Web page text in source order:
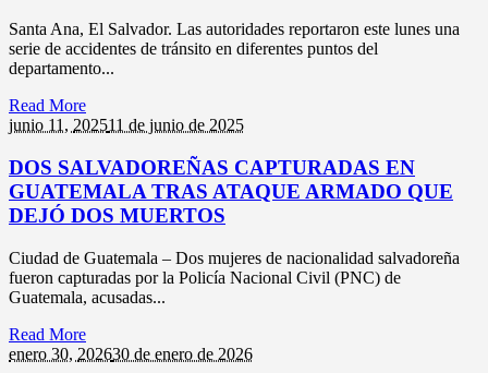
Santa Ana, El Salvador. Las autoridades reportaron este lunes una
serie de accidentes de tránsito en diferentes puntos del
departamento...
Read More
junio 11, 202511 de junio de 2025
DOS SALVADOREÑAS CAPTURADAS EN
GUATEMALA TRAS ATAQUE ARMADO QUE
DEJÓ DOS MUERTOS
Ciudad de Guatemala – Dos mujeres de nacionalidad salvadoreña
fueron capturadas por la Policía Nacional Civil (PNC) de
Guatemala, acusadas...
Read More
enero 30, 202630 de enero de 2026